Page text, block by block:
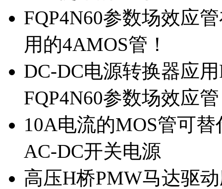
FQP4N60参数场效应
用的4AMOS管！
DC-DC电源转换器应
FQP4N60参数场效应
10A电流的MOS管可
AC-DC开关电源
高压H桥PMW马达驱